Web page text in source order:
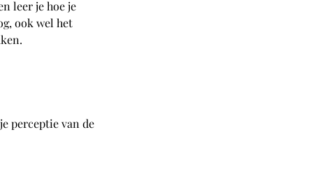
leer je hoe je
ook wel het
perceptie van de